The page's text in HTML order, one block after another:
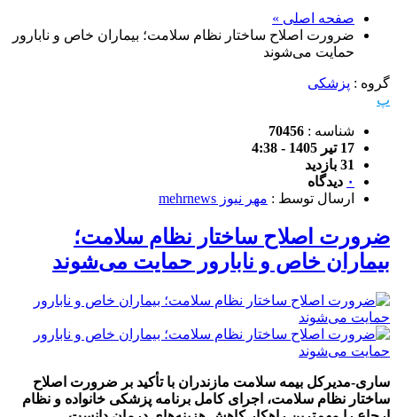
صفحه اصلی »
ضرورت اصلاح ساختار نظام سلامت؛ بیماران خاص و نابارور
حمایت می‌شوند
گروه : پزشکی
پ
شناسه : 70456
17 تیر 1405 - 4:38
31 بازدید
۰ دیدگاه
ارسال توسط : مهر نیوز mehrnews
ضرورت اصلاح ساختار نظام سلامت؛
بیماران خاص و نابارور حمایت می‌شوند
ساری-مدیرکل بیمه سلامت مازندران با تأکید بر ضرورت اصلاح
ساختار نظام سلامت، اجرای کامل برنامه پزشکی خانواده و نظام